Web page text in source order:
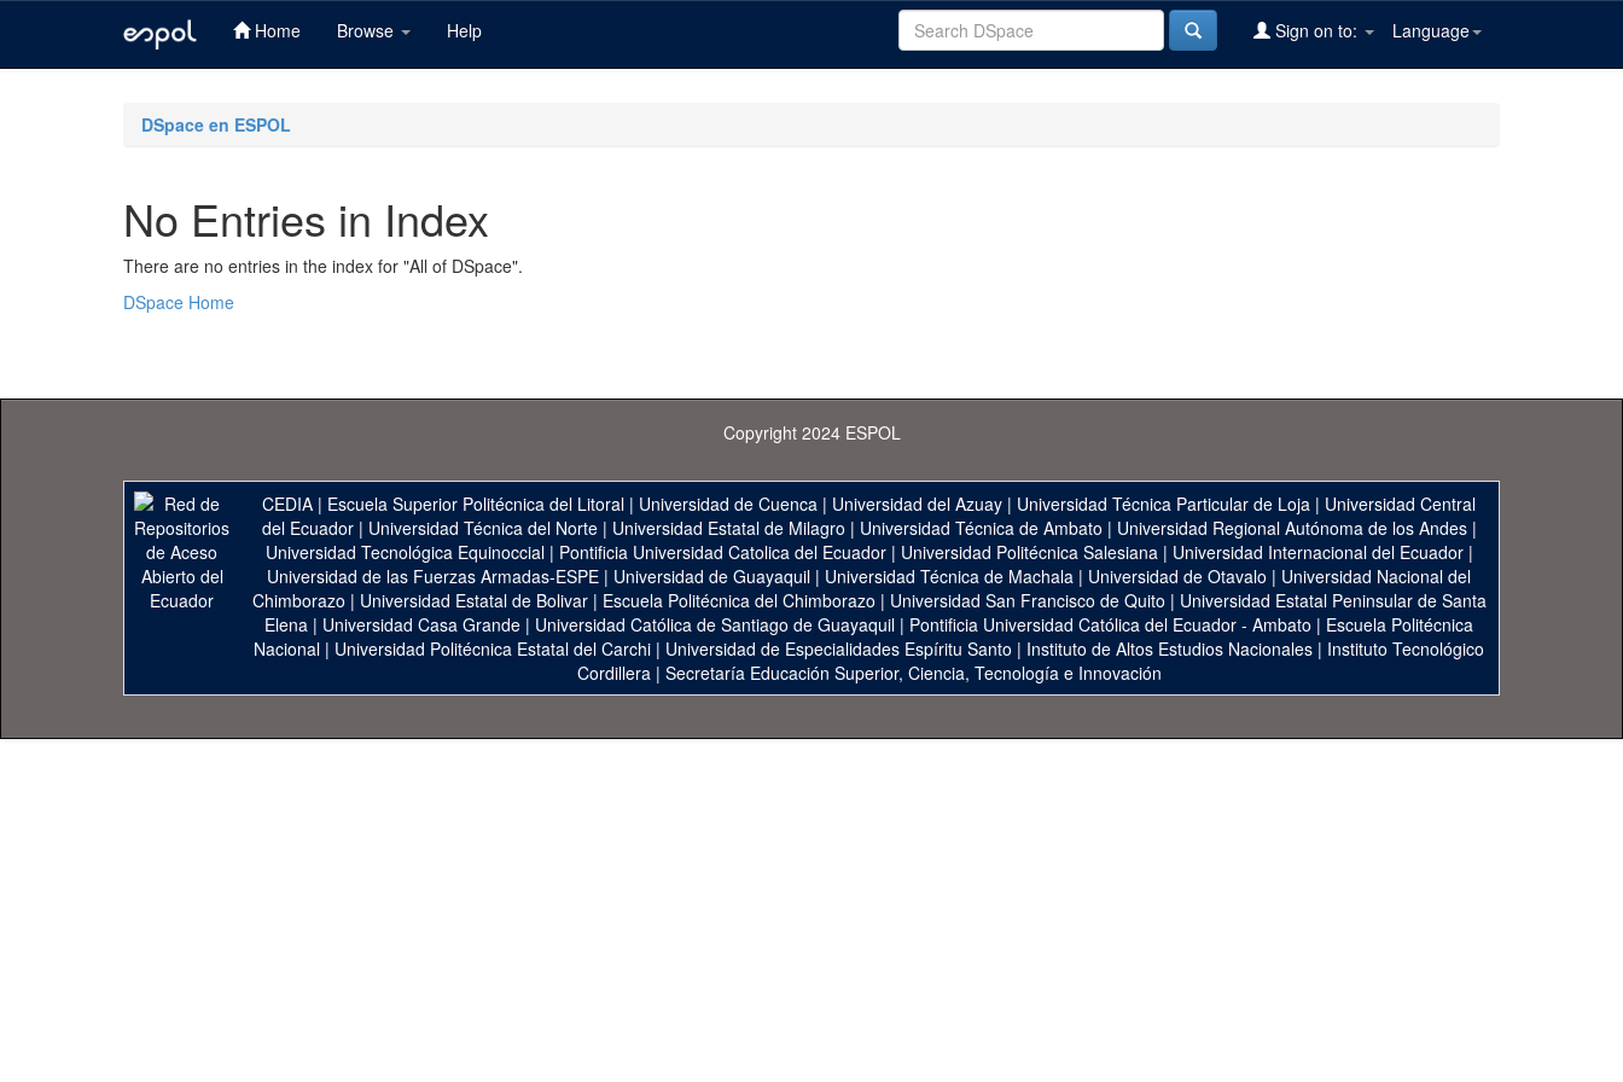
Home Browse Help Language
Sign on to:
DSpace en ESPOL
No Entries in Index
There are no entries in the index for "All of DSpace".
DSpace Home
Copyright 2024 ESPOL
CEDIA | Escuela Superior Politécnica del Litoral | Universidad de Cuenca | Universidad del Azuay | Universidad Técnica Particular de Loja | Universidad Central
del Ecuador| Universidad Técnica del Norte| Universidad Estatal de Milagro | Universidad Técnica de Ambato | Universidad Regional Autónoma de los Andes|
Universidad Tecnológica Equinoccial| Pontificia Universidad Catolica del Ecuador| Universidad Politécnica Salesiana| Universidad Internacional del Ecuador|
Universidad de las Fuerzas Armadas-ESPE | Universidad de Guayaquil | Universidad Técnica de Machala | Universidad de Otavalo | Universidad Nacional del
Chimborazo | Universidad Estatal de Bolivar| Escuela Politécnica del Chimborazo | Universidad San Francisco de Quito | Universidad Estatal Peninsular de Santa
Elena | Universidad Casa Grande | Universidad Católica de Santiago de Guayaquil | Pontificia Universidad Católica del Ecuador - Ambato | Escuela Politécnica
Nacional | Universidad Politécnica Estatal del Carchi | Universidad de Especialidades Espíritu Santo | Instituto de Altos Estudios Nacionales | Instituto Tecnológico
Cordillera| Secretaría Educación Superior, Ciencia, Tecnología e Innovación